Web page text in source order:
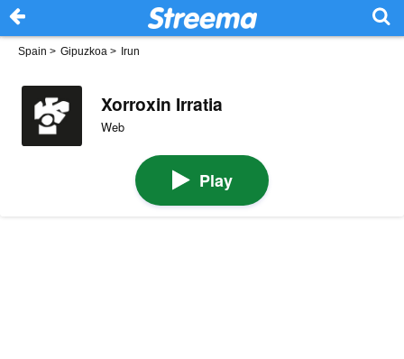
Spain > Gipuzkoa > Irun
Xorroxin Irratia
Web
Play